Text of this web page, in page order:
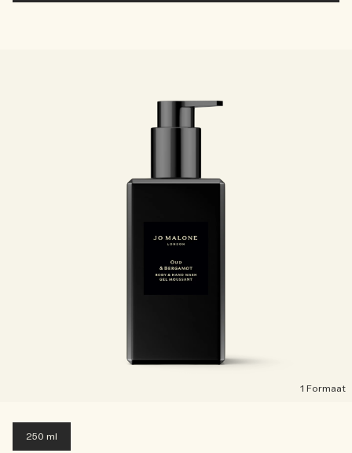
1 Formaat
250 ml